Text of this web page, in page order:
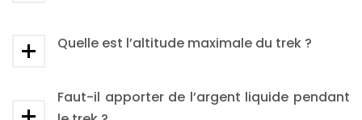
Quelle est l’altitude maximale du trek ?
Faut-il apporter de l’argent liquide pendant